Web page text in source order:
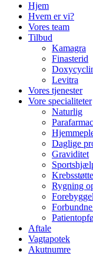
Hjem
Hvem er vi?
Vores team
Tilbud
Kamagra
Finasterid
Levitra
Vores tjenester
Vore specialiteter
Naturlig
Daglige
Graviditet
Krebsstøtte
Rygning
Aftale
Vagtapotek
Akutnumre